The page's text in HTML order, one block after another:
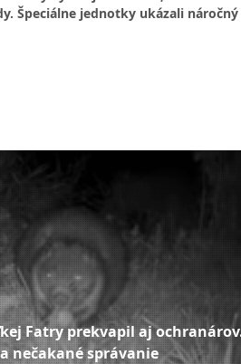
Špeciálne jednotky ukázali
Fatry prekvapil aj
nečakané správanie